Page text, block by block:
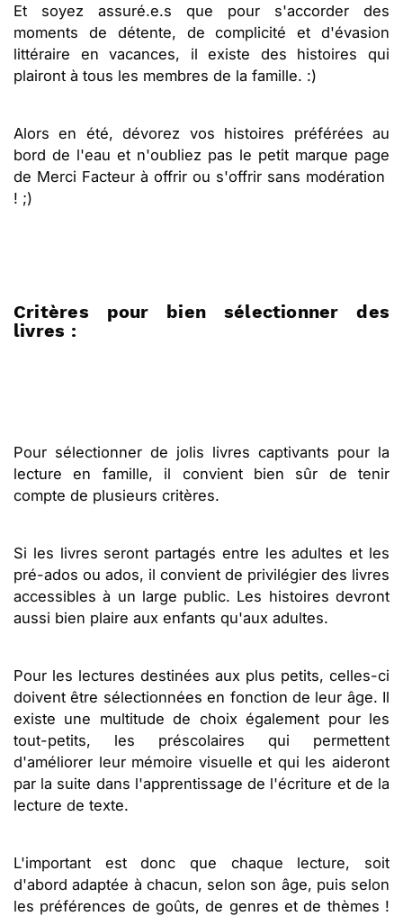
Et soyez assuré.e.s que pour s'accorder des
moments de détente, de complicité et d'évasion
littéraire en vacances, il existe des histoires qui
plairont à tous les membres de la famille. :)
Alors en été, dévorez vos histoires préférées au
bord de l'eau et n'oubliez pas le petit marque page
de Merci Facteur à offrir ou s'offrir sans modération
! ;)
Critères pour bien sélectionner des
livres :
Pour sélectionner de jolis livres captivants pour la
lecture en famille, il convient bien sûr de tenir
compte de plusieurs critères.
Si les livres seront partagés entre les adultes et les
pré-ados ou ados, il convient de privilégier des livres
accessibles à un large public. Les histoires devront
aussi bien plaire aux enfants qu'aux adultes.
Pour les lectures destinées aux plus petits, celles-ci
doivent être sélectionnées en fonction de leur âge. Il
existe une multitude de choix également pour les
tout-petits, les préscolaires qui permettent
d'améliorer leur mémoire visuelle et qui les aideront
par la suite dans l'apprentissage de l'écriture et de la
lecture de texte.
L'important est donc que chaque lecture, soit
d'abord adaptée à chacun, selon son âge, puis selon
les préférences de goûts, de genres et de thèmes !